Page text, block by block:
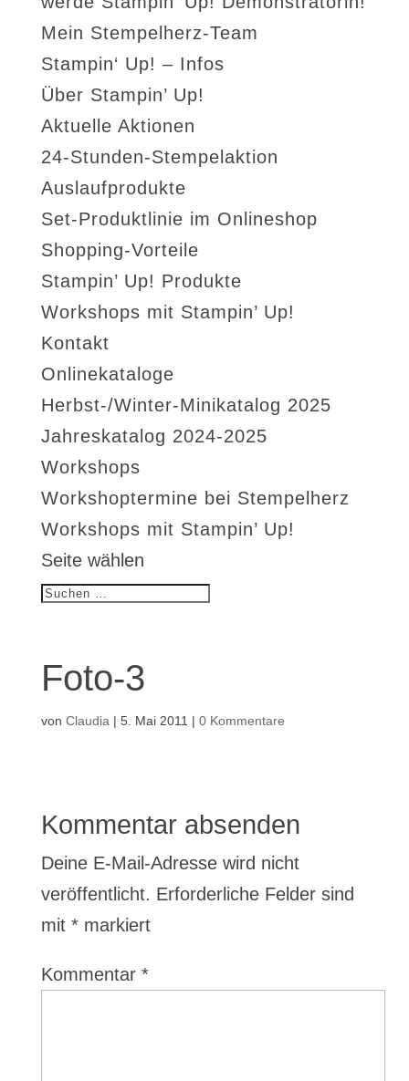
Mein Stempelherz-Team
Stampin‘ Up! – Infos
Über Stampin’ Up!
Aktuelle Aktionen
24-Stunden-Stempelaktion
Auslaufprodukte
Set-Produktlinie im Onlineshop
Shopping-Vorteile
Stampin’ Up! Produkte
Workshops mit Stampin’ Up!
Kontakt
Onlinekataloge
Herbst-/Winter-Minikatalog 2025
Jahreskatalog 2024-2025
Workshops
Workshoptermine bei Stempelherz
Workshops mit Stampin’ Up!
Seite wählen
Foto-3
von Claudia | 5. Mai 2011 | 0 Kommentare
Kommentar absenden
Deine E-Mail-Adresse wird nicht
veröffentlicht. Erforderliche Felder sind
mit *markiert
Kommentar *